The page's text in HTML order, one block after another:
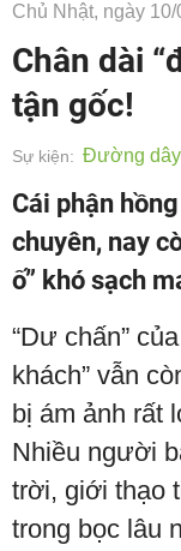
Chủ Nhật, ngày
Chân dài
tận gốc!
Sự kiện: Đường dây
Cái phận
chuyên, nay
ố” khó sạch
“Dư chấn”
khách” vẫn
bị ám ảnh rất
Nhiều người
trời, giới thạo
trong bọc lâu